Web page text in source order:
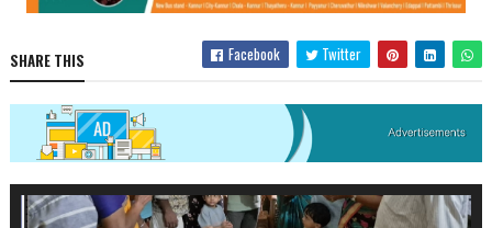
SHARE THIS Facebook Twitter